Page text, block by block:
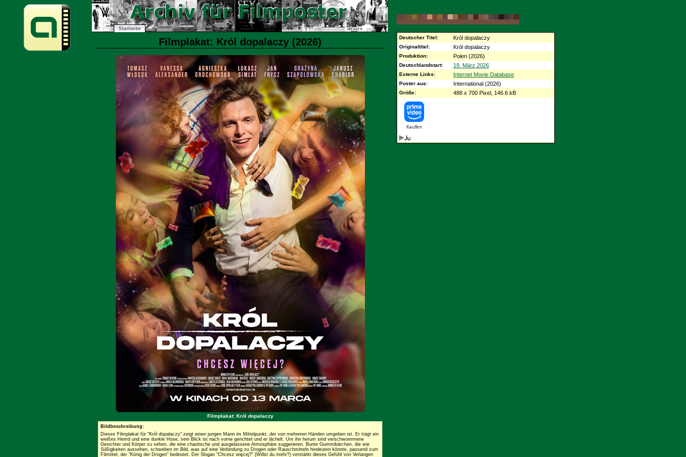
Startseite
Filmplakat: Król dopalaczy (2026)
Filmplakat: Król dopalaczy
Deutscher Titel: Król dopalaczy
Originaltitel: Król dopalaczy
Produktion: Polen (2026)
Deutschlandstart: 19. März 2026
Externe Links: Internet Movie Database
Poster aus: International (2026)
Größe: 488 x 700 Pixel, 146.6 kB
Bildbeschreibung:
Dieses Filmplakat für "Król dopalaczy" zeigt einen jungen Mann im Mittelpunkt, der von mehreren Händen umgeben ist. Er trägt ein
weißes Hemd und eine dunkle Hose, sein Blick ist nach vorne gerichtet und er lächelt. Um ihn herum sind verschwommene
Gesichter und Körper zu sehen, die eine chaotische und ausgelassene Atmosphäre suggerieren. Bunte Gummibärchen, die wie
Süßigkeiten aussehen, schweben im Bild, was auf eine Verbindung zu Drogen oder Rauschmitteln hindeuten könnte, passend zum
Filmtitel, der "König der Drogen" bedeutet. Der Slogan "Chcesz więcej?" (Willst du mehr?) verstärkt dieses Gefühl von Verlangen